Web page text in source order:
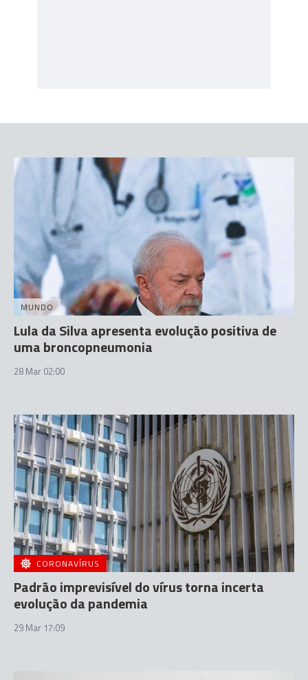
MUNDO
Lula da Silva apresenta evolução positiva de
uma broncopneumonia
28 Mar 02:00
CORONAVÍRUS
Padrão imprevisível do vírus torna incerta
evolução da pandemia
29 Mar 17:09